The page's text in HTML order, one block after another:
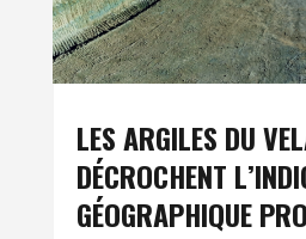
LES ARGILES DU
DÉCROCHENT
GÉOGRAPHIQUE